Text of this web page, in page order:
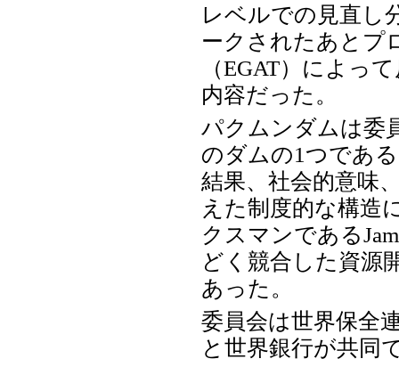
レベルでの見直し
ークされたあとプ
（EGAT）によっ
内容だった。
パクムンダムは委
のダムの1つであ
結果、社会的意味
えた制度的な構造
クスマンである
どく競合した資源
あった。
委員会は世界保全
と世界銀行が共同